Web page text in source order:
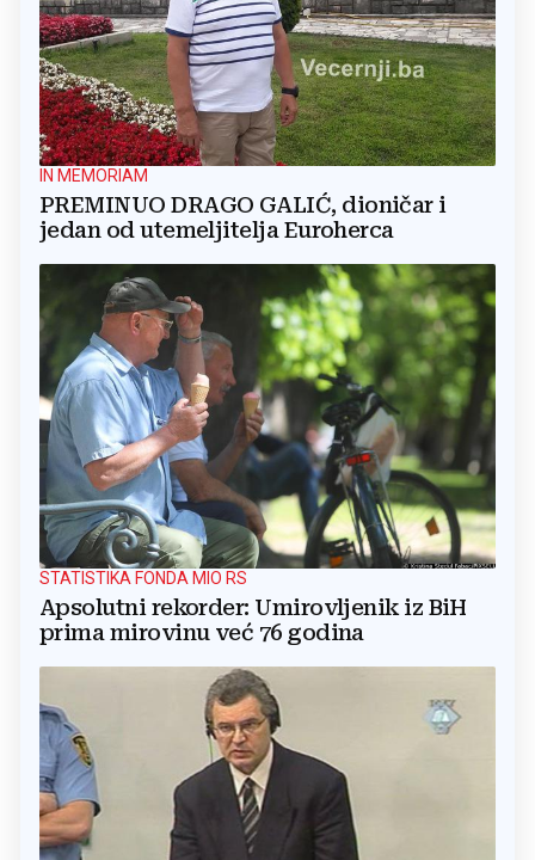
IN MEMORIAM
PREMINUO DRAGO GALIĆ, dioničar i
jedan od utemeljitelja Euroherca
STATISTIKA FONDA MIO RS
Apsolutni rekorder: Umirovljenik iz BiH
prima mirovinu već 76 godina